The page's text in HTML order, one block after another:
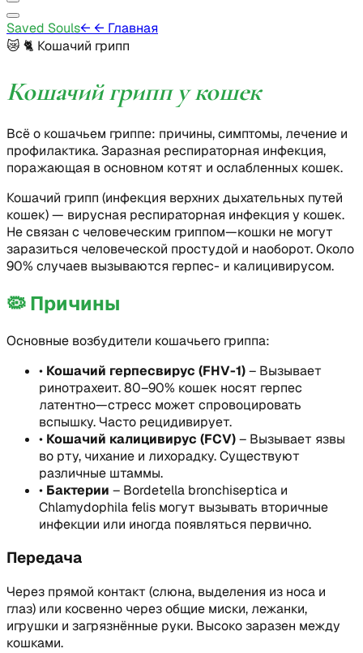
Saved Souls← ← Главная
😿 🐈 Кошачий грипп
Кошачий грипп у кошек
Всё о кошачьем гриппе: причины, симптомы, лечение и
профилактика. Заразная респираторная инфекция,
поражающая в основном котят и ослабленных кошек.
Кошачий грипп (инфекция верхних дыхательных путей
кошек) — вирусная респираторная инфекция у кошек.
Не связан с человеческим гриппом—кошки не могут
заразиться человеческой простудой и наоборот. Около
90% случаев вызываются герпес- и калицивирусом.
🦠Причины
Основные возбудители кошачьего гриппа:
• Кошачий герпесвирус (FHV-1)– Вызывает
ринотрахеит. 80–90% кошек носят герпес
латентно—стресс может спровоцировать
вспышку. Часто рецидивирует.
• Кошачий калицивирус (FCV)– Вызывает язвы
во рту, чихание и лихорадку. Существуют
различные штаммы.
• Бактерии – Bordetella bronchiseptica и
Chlamydophila felis могут вызывать вторичные
инфекции или иногда появляться первично.
Передача
Через прямой контакт (слюна, выделения из носа и
глаз) или косвенно через общие миски, лежанки,
игрушки и загрязнённые руки. Высоко заразен между
кошками.